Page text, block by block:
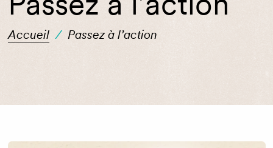
Accueil / Passez à l’action